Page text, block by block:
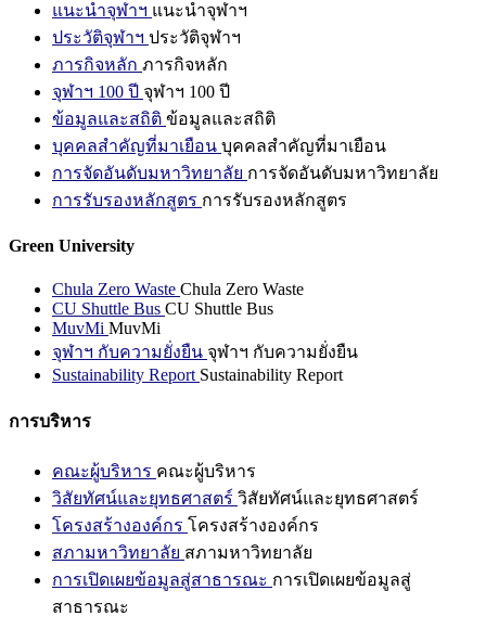
แนะนำจุฬาฯ แนะนำจุฬาฯ
ประวัติจุฬาฯ ประวัติจุฬาฯ
ภารกิจหลัก ภารกิจหลัก
จุฬาฯ 100 ปี จุฬาฯ 100 ปี
ข้อมูลและสถิติ ข้อมูลและสถิติ
บุคคลสำคัญที่มาเยือน บุคคลสำคัญที่มาเยือน
การจัดอันดับมหาวิทยาลัย การจัดอันดับมหาวิทยาลัย
การรับรองหลักสูตร การรับรองหลักสูตร
Green University
Chula Zero Waste Chula Zero Waste
CU Shuttle Bus CU Shuttle Bus
MuvMi MuvMi
จุฬาฯ กับความยั่งยืน จุฬาฯ กับความยั่งยืน
Sustainability Report Sustainability Report
การบริหาร
คณะผู้บริหาร คณะผู้บริหาร
วิสัยทัศน์และยุทธศาสตร์ วิสัยทัศน์และยุทธศาสตร์
โครงสร้างองค์กร โครงสร้างองค์กร
สภามหาวิทยาลัย สภามหาวิทยาลัย
การเปิดเผยข้อมูลสู่สาธารณะ การเปิดเผยข้อมูลสู่
สาธารณะ